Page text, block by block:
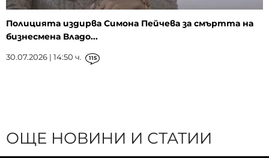
Полицията издирва Симона Пейчева за смъртта на
бизнесмена Владо...
30.07.2026 | 14:50 ч. 115
ОЩЕ НОВИНИ И СТАТИИ